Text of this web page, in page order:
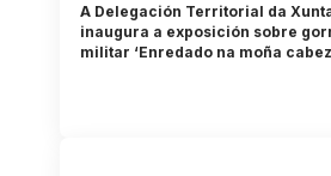
A Delegación Territorial da
inaugura a exposición sobre
militar ‘Enredado na moña